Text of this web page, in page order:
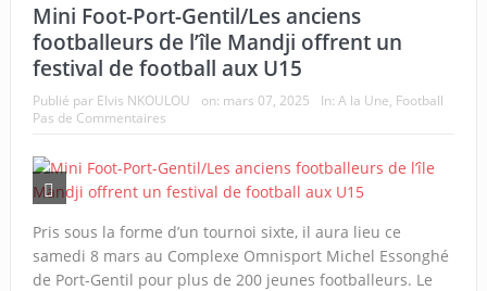
Mini Foot-Port-Gentil/Les anciens
footballeurs de l’île Mandji offrent un
festival de football aux U15
Publié par Elvis NKOULOU on: mars 07, 2025 In: A la Une, Football
Pas de Commentaires
Pris sous la forme d’un tournoi sixte, il aura lieu ce
samedi 8 mars au Complexe Omnisport Michel Essonghé
de Port-Gentil pour plus de 200 jeunes footballeurs. Le